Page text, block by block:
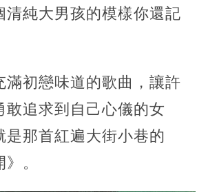
清純大男孩的模樣你還記
滿初戀味道的歌曲，讓許
敢追求到自己心儀的女
是那首紅遍大街小巷的
。